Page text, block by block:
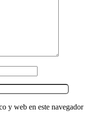
y web en este navegador